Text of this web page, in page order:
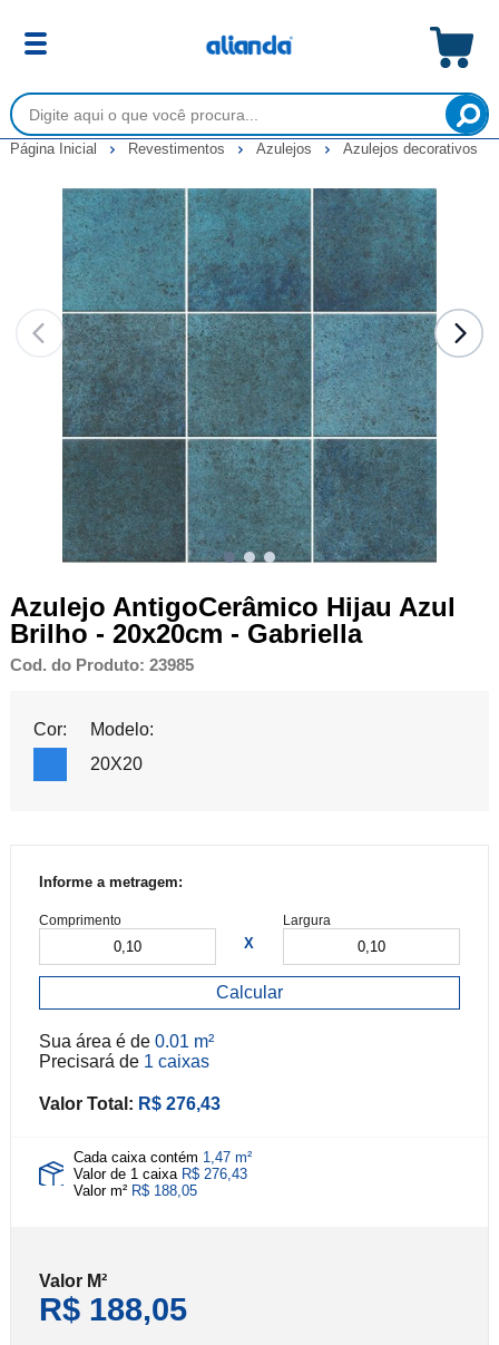
Página Inicial Revestimentos Azulejos Azulejos decorativos
Azulejo AntigoCerâmico Hijau Azul
Brilho - 20x20cm - Gabriella
Cod. do Produto: 23985
Cor:
Modelo:
20X20
Informe a metragem:
Comprimento
X
Largura
Calcular
Sua área é de 0.01 m²
Precisará de 1 caixas
Valor Total: R$ 276,43
Cada caixa contém 1,47 m²
Valor de 1 caixa R$ 276,43
Valor m² R$ 188,05
Valor M²
R$ 188,05